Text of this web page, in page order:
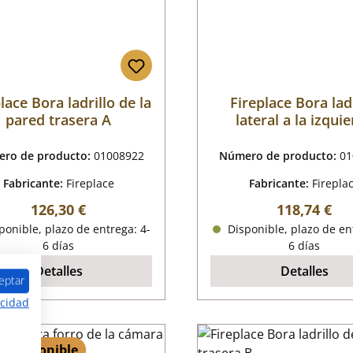
Bora ladrillo de la
pared trasera A
de producto: 01008922
Fabricante: Fireplace
Precio normal:
126,30 €
plazo de entrega: 4-
6 días
Detalles
Fireplace Bora
lateral a la
Número de producto:
Fabricante:
Precio
118,74 €
Disponible, plazo de
6 días
Detalles